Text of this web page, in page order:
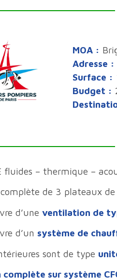
MOA :
Adresse :
Surface :
Budget :
fluides – thermique –
de 3 plateaux
d’une ventilation de
d’un système de
sont de type
sur système